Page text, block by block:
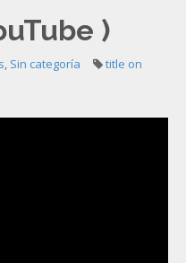
)
, Sin categoría
title on